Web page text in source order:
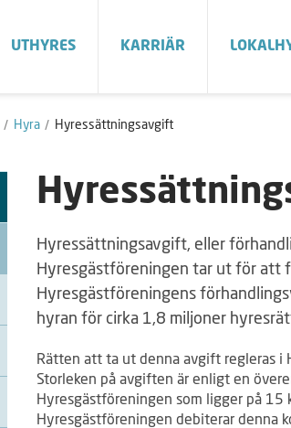
UTHYRES KARRIÄR
Hyra Hyressättningsavgift
Hyressättningsavgift, eller
Hyresgästföreningen tar ut för att
Hyresgästföreningens
hyran för cirka 1,8 miljoner
Rätten att ta ut denna avgift regleras
Storleken på avgiften är enligt en
Hyresgästföreningen som ligger på 15
Hyresgästföreningen debiterar denna